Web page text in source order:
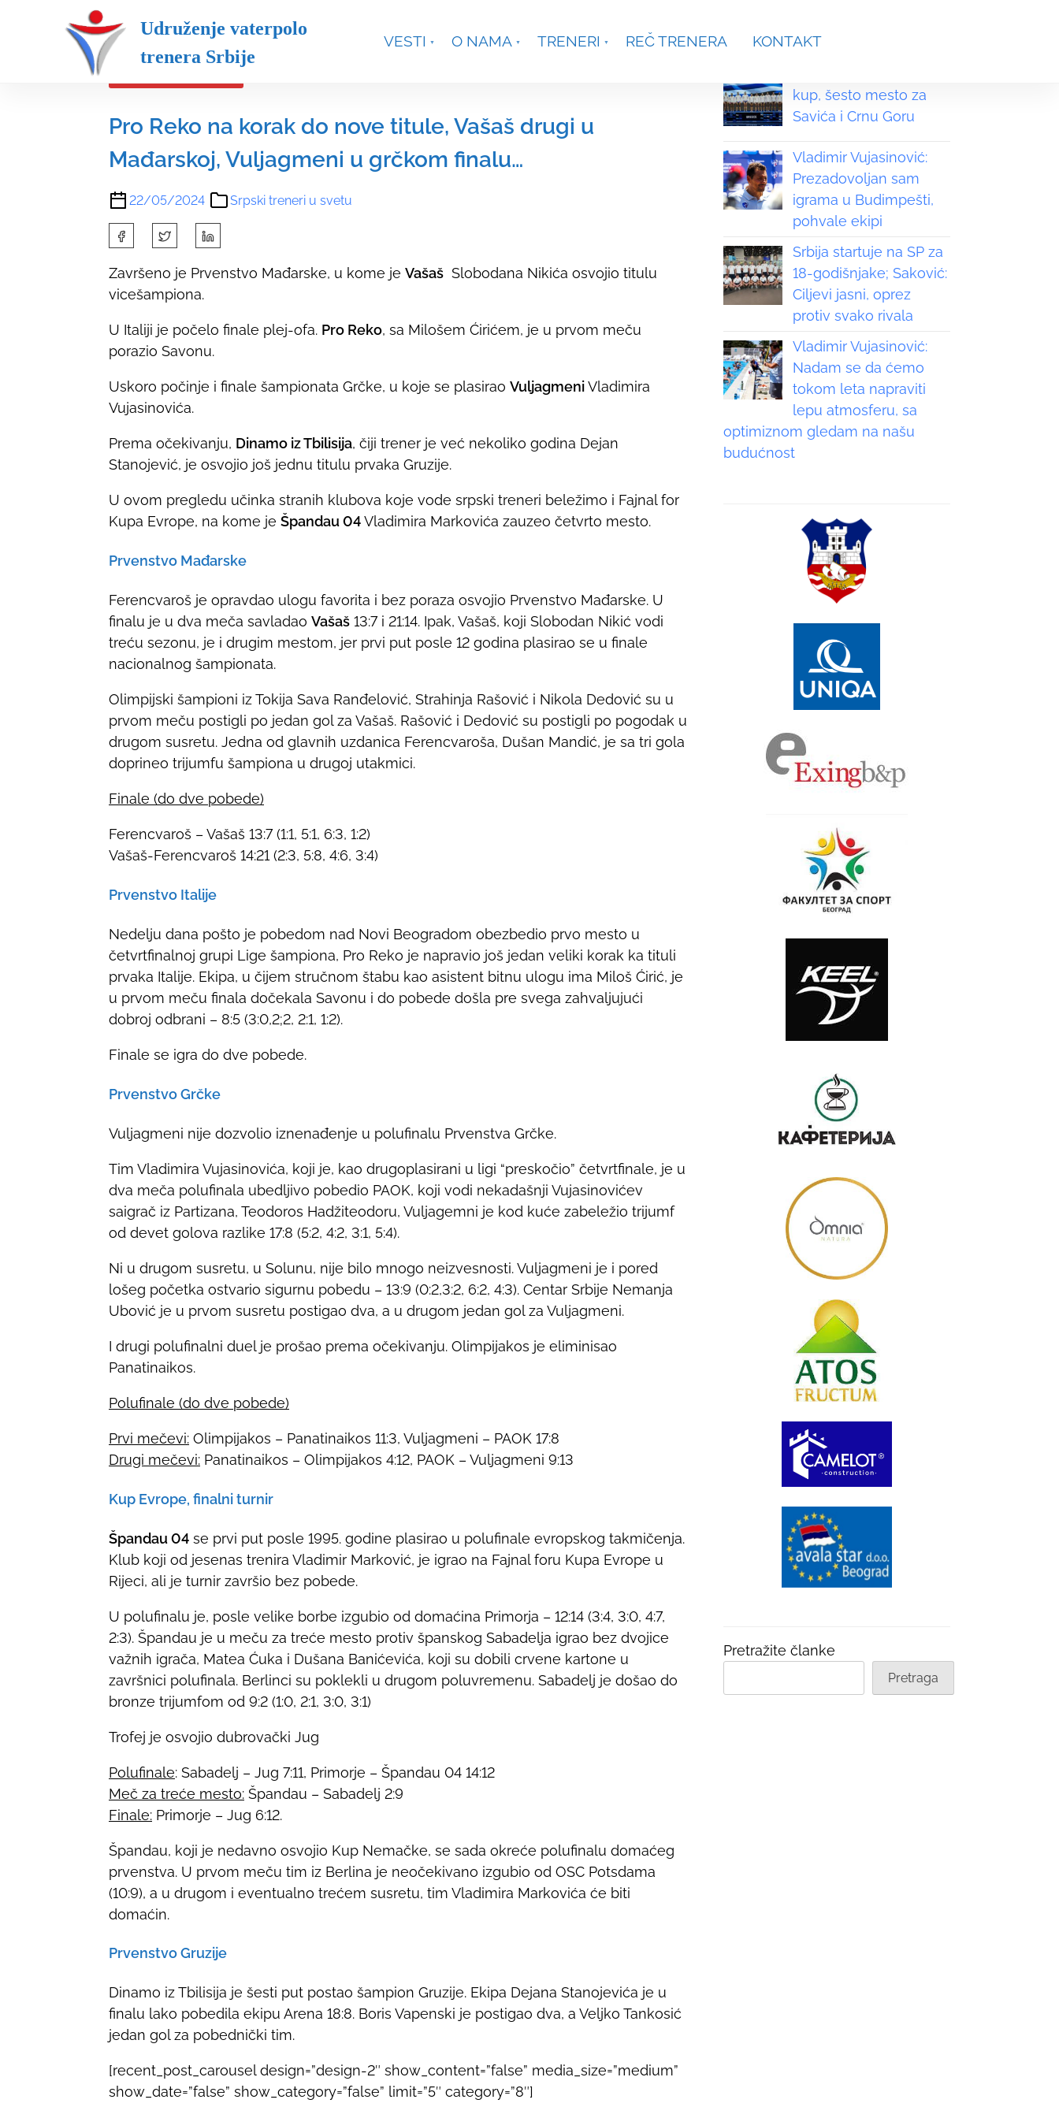
Udruženje vaterpolo
trenera Srbije
VESTI O NAMA TRENERI REČ TRENERA KONTAKT
Pro Reko na korak do nove titule, Vašaš drugi u
Mađarskoj, Vuljagmeni u grčkom finalu…
22/05/2024 Srpski treneri u svetu
a
r
t
h
i
s
o
s
o
n
:
Završeno je Prvenstvo Mađarske, u kome je Vašaš Slobodana Nikića osvojio titulu
vicešampiona.
U Italiji je počelo finale plej-ofa. Pro Reko, sa Milošem Ćirićem, je u prvom meču
porazio Savonu.
Uskoro počinje i finale šampionata Grčke, u koje se plasirao VuljagmeniVladimira
Vujasinovića.
Prema očekivanju, Dinamo iz Tbilisija, čiji trener je već nekoliko godina Dejan
Stanojević, je osvojio još jednu titulu prvaka Gruzije.
U ovom pregledu učinka stranih klubova koje vode srpski treneri beležimo i Fajnal for
Kupa Evrope, na kome je Špandau 04Vladimira Markovića zauzeo četvrto mesto.
Prvenstvo Mađarske
Ferencvaroš je opravdao ulogu favorita i bez poraza osvojio Prvenstvo Mađarske. U
finalu je u dva meča savladao Vašaš 13:7 i 21:14. Ipak, Vašaš, koji Slobodan Nikić vodi
treću sezonu, je i drugim mestom, jer prvi put posle 12 godina plasirao se u finale
nacionalnog šampionata.
Olimpijski šampioni iz Tokija Sava Ranđelović, Strahinja Rašović i Nikola Dedović su u
prvom meču postigli po jedan gol za Vašaš. Rašović i Dedović su postigli po pogodak u
drugom susretu. Jedna od glavnih uzdanica Ferencvaroša, Dušan Mandić, je sa tri gola
doprineo trijumfu šampiona u drugoj utakmici.
Finale (do dve pobede)
Ferencvaroš – Vašaš 13:7 (1:1, 5:1, 6:3, 1:2)
Vašaš-Ferencvaroš 14:21 (2:3, 5:8, 4:6, 3:4)
Prvenstvo Italije
Nedelju dana pošto je pobedom nad Novi Beogradom obezbedio prvo mesto u
četvrtfinalnoj grupi Lige šampiona, Pro Reko je napravio još jedan veliki korak ka tituli
prvaka Italije. Ekipa, u čijem stručnom štabu kao asistent bitnu ulogu ima Miloš Ćirić, je
u prvom meču finala dočekala Savonu i do pobede došla pre svega zahvaljujući
dobroj odbrani – 8:5 (3:0,2;2, 2:1, 1:2).
Finale se igra do dve pobede.
Prvenstvo Grčke
Vuljagmeni nije dozvolio iznenađenje u polufinalu Prvenstva Grčke.
Tim Vladimira Vujasinovića, koji je, kao drugoplasirani u ligi “preskočio” četvrtfinale, je u
dva meča polufinala ubedljivo pobedio PAOK, koji vodi nekadašnji Vujasinovićev
saigrač iz Partizana, Teodoros Hadžiteodoru, Vuljagemni je kod kuće zabeležio trijumf
od devet golova razlike 17:8 (5:2, 4:2, 3:1, 5:4).
Ni u drugom susretu, u Solunu, nije bilo mnogo neizvesnosti. Vuljagmeni je i pored
lošeg početka ostvario sigurnu pobedu – 13:9 (0:2,3:2, 6:2, 4:3). Centar Srbije Nemanja
Ubović je u prvom susretu postigao dva, a u drugom jedan gol za Vuljagmeni.
I drugi polufinalni duel je prošao prema očekivanju. Olimpijakos je eliminisao
Panatinaikos.
Polufinale (do dve pobede)
Prvi mečevi: Olimpijakos – Panatinaikos 11:3, Vuljagmeni – PAOK 17:8
Drugi mečevi: Panatinaikos – Olimpijakos 4:12, PAOK – Vuljagmeni 9:13
Kup Evrope, finalni turnir
Špandau 04 se prvi put posle 1995. godine plasirao u polufinale evropskog takmičenja.
Klub koji od jesenas trenira Vladimir Marković, je igrao na Fajnal foru Kupa Evrope u
Rijeci, ali je turnir završio bez pobede.
U polufinalu je, posle velike borbe izgubio od domaćina Primorja – 12:14 (3:4, 3:0, 4:7,
2:3). Špandau je u meču za treće mesto protiv španskog Sabadelja igrao bez dvojice
važnih igrača, Matea Ćuka i Dušana Banićevića, koji su dobili crvene kartone u
završnici polufinala. Berlinci su poklekli u drugom poluvremenu. Sabadelj je došao do
bronze trijumfom od 9:2 (1:0, 2:1, 3:0, 3:1)
Trofej je osvojio dubrovački Jug
Polufinale: Sabadelj – Jug 7:11, Primorje – Špandau 04 14:12
Meč za treće mesto: Špandau – Sabadelj 2:9
Finale: Primorje – Jug 6:12.
Špandau, koji je nedavno osvojio Kup Nemačke, se sada okreće polufinalu domaćeg
prvenstva. U prvom meču tim iz Berlina je neočekivano izgubio od OSC Potsdama
(10:9), a u drugom i eventualno trećem susretu, tim Vladimira Markovića će biti
domaćin.
Prvenstvo Gruzije
Dinamo iz Tbilisija je šesti put postao šampion Gruzije. Ekipa Dejana Stanojevića je u
finalu lako pobedila ekipu Arena 18:8. Boris Vapenski je postigao dva, a Veljko Tankosić
jedan gol za pobednički tim.
[recent_post_carousel design=”design-2″ show_content=”false” media_size=”medium”
show_date=”false” show_category=”false” limit=”5″ category=”8″]
kup, šesto mesto za
Savića i Crnu Goru
Vladimir Vujasinović:
Prezadovoljan sam
igrama u Budimpešti,
pohvale ekipi
Srbija startuje na SP za
18-godišnjake; Saković:
Ciljevi jasni, oprez
protiv svako rivala
Vladimir Vujasinović:
Nadam se da ćemo
tokom leta napraviti
lepu atmosferu, sa
optimiznom gledam na našu
budućnost
Pretražite članke
Pretraga